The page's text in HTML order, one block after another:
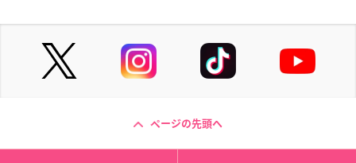
ページの先頭へ